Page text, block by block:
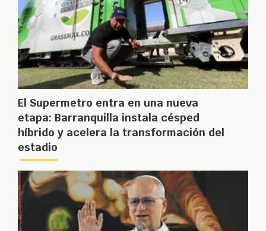
El Supermetro entra en una nueva
etapa: Barranquilla instala césped
híbrido y acelera la transformación del
estadio